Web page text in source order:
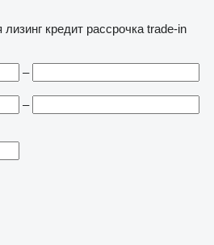
лизинг кредит рассрочка trade-in
–
–